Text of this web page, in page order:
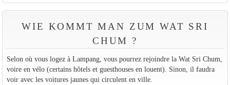
WIE KOMMT MAN ZUM WAT SRI
CHUM ?
Selon où vous logez à Lampang, vous pourrez rejoindre la Wat Sri Chum,
voire en vélo (certains hôtels et guesthouses en louent). Sinon, il faudra
voir avec les voitures jaunes qui circulent en ville.